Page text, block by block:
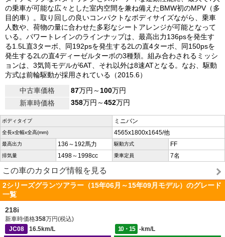
の乗車が可能な広々とした室内空間を兼ね備えたBMW初のMPV（多
目的車）。取り回しの良いコンパクトなボディサイズながら、乗車
人数や、荷物の量に合わせた多彩なシートアレンジが可能となって
いる。パワートレインのラインナップは、最高出力136psを発生す
る1.5L直3ターボ、同192psを発生する2Lの直4ターボ、同150psを
発生する2Lの直4ディーゼルターボの3種類。組み合わされるミッシ
ョンは、3気筒モデルが6AT、それ以外は8速ATとなる。なお、駆動
方式は前輪駆動が採用されている（2015.6）
中古車価格
87万円～100万円
新車時価格
358万円～452万円
ボディタイプ ミニバン
全長x全幅x全高(mm) 4565x1800x1645/他
最高出力 136～192馬力 駆動方式 FF
排気量 1498～1998cc 乗車定員 7名
この車のカタログ情報を見る
2シリーズグランツアラー（15年06月～15年09月モデル）のグレード
一覧
218i
新車時価格358万円(税込)
JC08
16.5km/L 10・15
-km/L